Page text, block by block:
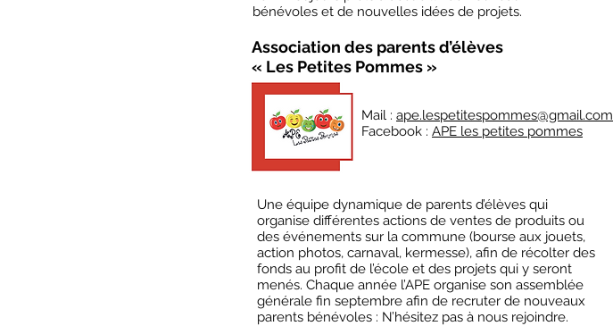
bénévoles et de nouvelles idées de projets.
Association des parents d’élèves
« Les Petites Pommes »
Mail : ape.lespetitespommes@gmail.com
Facebook : APE les petites pommes
Une équipe dynamique de parents d’élèves qui
organise différentes actions de ventes de produits ou
des événements sur la commune (bourse aux jouets,
action photos, carnaval, kermesse), afin de récolter des
fonds au profit de l’école et des projets qui y seront
menés. Chaque année l’APE organise son assemblée
générale fin septembre afin de recruter de nouveaux
parents bénévoles : N’hésitez pas à nous rejoindre.